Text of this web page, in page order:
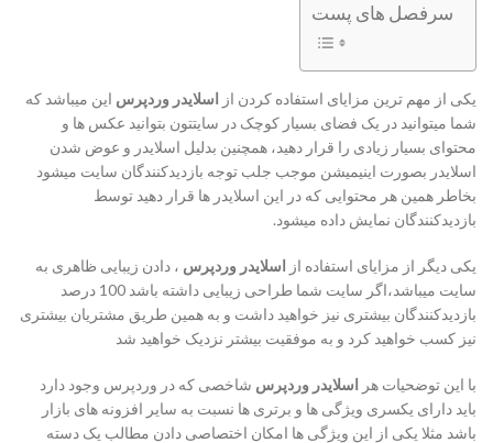
سرفصل های پست
یکی از مهم ترین مزایای استفاده کردن از اسلایدر وردپرس این میباشد که
شما میتوانید در یک فضای بسیار کوچک در سایتتون بتوانید عکس ها و
محتوای بسیار زیادی را قرار دهید، همچنین بدلیل اسلایدر و عوض شدن
اسلایدر بصورت اینیمیشن موجب جلب توجه بازدیدکنندگان سایت میشود
بخاطر همین هر محتوایی که در این اسلایدر ها قرار دهید توسط
بازدیدکنندگان نمایش داده میشود.
یکی دیگر از مزایای استفاده از اسلایدر وردپرس ،‌ دادن زیبایی ظاهری به
سایت میباشد،‌اگر سایت شما طراحی زیبایی داشته باشد 100 درصد
بازدیدکنندگان بیشتری نیز خواهید داشت و به همین طریق مشتریان بیشتری
نیز کسب خواهید کرد و به موفقیت بیشتر نزدیک خواهید شد
با این توضحیات هر اسلایدر وردپرس شاخصی که در وردپرس وجود دارد
باید دارای یکسری ویژگی ها و برتری ها نسبت به سایر افزونه های بازار
باشد مثلا یکی از این ویژگی ها امکان اختصاصی دادن مطالب یک دسته